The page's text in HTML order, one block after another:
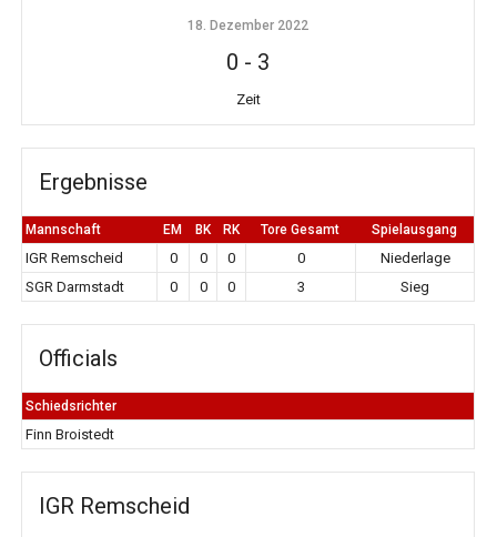
18. Dezember 2022
0 - 3
Zeit
Ergebnisse
Mannschaft EM BK RK Tore Gesamt Spielausgang
IGR Remscheid 0 0 0 0
Niederlage
SGR Darmstadt
0 0 0 3 Sieg
Officials
Schiedsrichter
Finn Broistedt
IGR Remscheid